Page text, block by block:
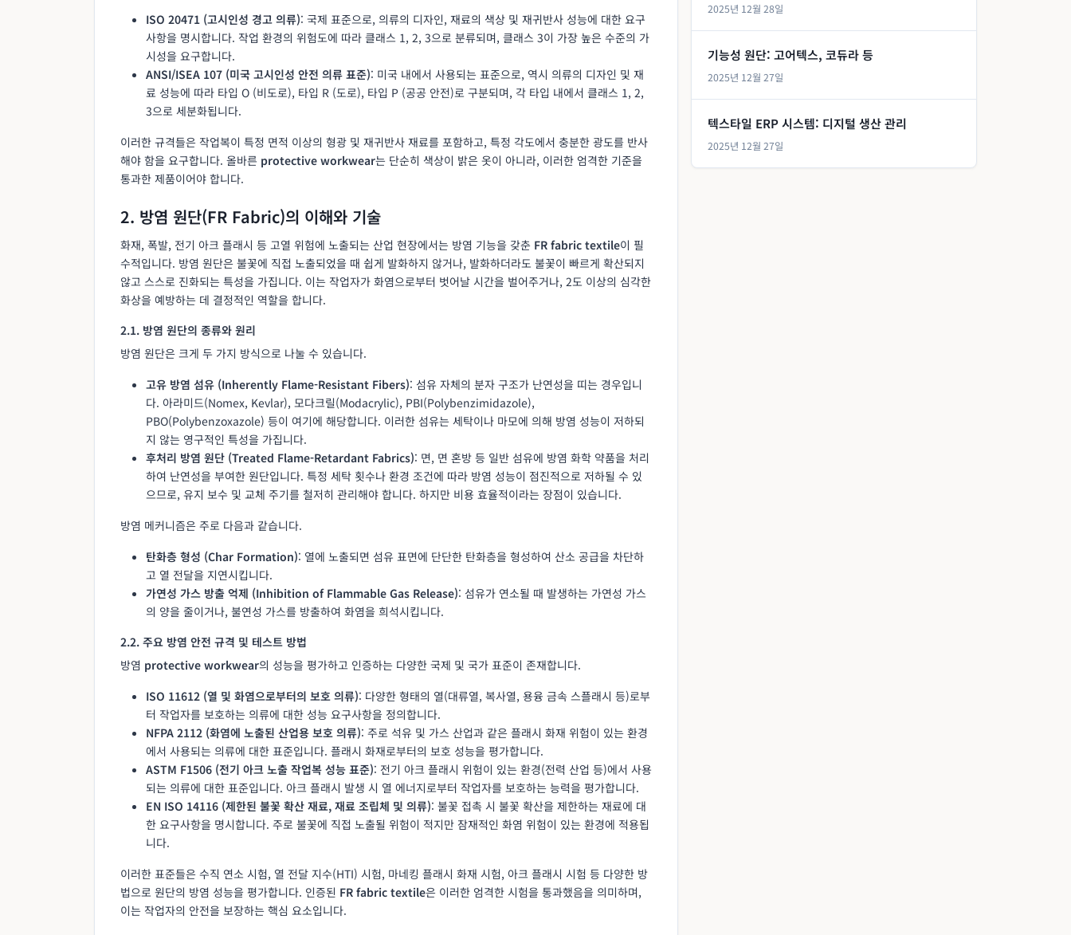
ISO 20471 (고시인성 경고 의류): 국제 표준으로, 의류의 디자인, 재료의 색상 및 재귀반사 성능에 대한 요구
사항을 명시합니다. 작업 환경의 위험도에 따라 클래스 1, 2, 3으로 분류되며, 클래스 3이 가장 높은 수준의 가
시성을 요구합니다.
ANSI/ISEA 107 (미국 고시인성 안전 의류 표준): 미국 내에서 사용되는 표준으로, 역시 의류의 디자인 및 재
료 성능에 따라 타입 O (비도로), 타입 R (도로), 타입 P (공공 안전)로 구분되며, 각 타입 내에서 클래스 1, 2,
3으로 세분화됩니다.
이러한 규격들은 작업복이 특정 면적 이상의 형광 및 재귀반사 재료를 포함하고, 특정 각도에서 충분한 광도를 반사
해야 함을 요구합니다. 올바른 protective workwear는 단순히 색상이 밝은 옷이 아니라, 이러한 엄격한 기준을
통과한 제품이어야 합니다.
2. 방염 원단(FR Fabric)의 이해와 기술
화재, 폭발, 전기 아크 플래시 등 고열 위험에 노출되는 산업 현장에서는 방염 기능을 갖춘 FR fabric textile이 필
수적입니다. 방염 원단은 불꽃에 직접 노출되었을 때 쉽게 발화하지 않거나, 발화하더라도 불꽃이 빠르게 확산되지
않고 스스로 진화되는 특성을 가집니다. 이는 작업자가 화염으로부터 벗어날 시간을 벌어주거나, 2도 이상의 심각한
화상을 예방하는 데 결정적인 역할을 합니다.
2.1. 방염 원단의 종류와 원리
방염 원단은 크게 두 가지 방식으로 나눌 수 있습니다.
고유 방염 섬유 (Inherently Flame-Resistant Fibers): 섬유 자체의 분자 구조가 난연성을 띠는 경우입니
다. 아라미드(Nomex, Kevlar), 모다크릴(Modacrylic), PBI(Polybenzimidazole),
PBO(Polybenzoxazole) 등이 여기에 해당합니다. 이러한 섬유는 세탁이나 마모에 의해 방염 성능이 저하되
지 않는 영구적인 특성을 가집니다.
후처리 방염 원단 (Treated Flame-Retardant Fabrics): 면, 면 혼방 등 일반 섬유에 방염 화학 약품을 처리
하여 난연성을 부여한 원단입니다. 특정 세탁 횟수나 환경 조건에 따라 방염 성능이 점진적으로 저하될 수 있
으므로, 유지 보수 및 교체 주기를 철저히 관리해야 합니다. 하지만 비용 효율적이라는 장점이 있습니다.
방염 메커니즘은 주로 다음과 같습니다.
탄화층 형성 (Char Formation): 열에 노출되면 섬유 표면에 단단한 탄화층을 형성하여 산소 공급을 차단하
고 열 전달을 지연시킵니다.
가연성 가스 방출 억제 (Inhibition of Flammable Gas Release): 섬유가 연소될 때 발생하는 가연성 가스
의 양을 줄이거나, 불연성 가스를 방출하여 화염을 희석시킵니다.
2.2. 주요 방염 안전 규격 및 테스트 방법
방염 protective workwear의 성능을 평가하고 인증하는 다양한 국제 및 국가 표준이 존재합니다.
ISO 11612 (열 및 화염으로부터의 보호 의류): 다양한 형태의 열(대류열, 복사열, 용융 금속 스플래시 등)로부
터 작업자를 보호하는 의류에 대한 성능 요구사항을 정의합니다.
NFPA 2112 (화염에 노출된 산업용 보호 의류): 주로 석유 및 가스 산업과 같은 플래시 화재 위험이 있는 환경
에서 사용되는 의류에 대한 표준입니다. 플래시 화재로부터의 보호 성능을 평가합니다.
ASTM F1506 (전기 아크 노출 작업복 성능 표준): 전기 아크 플래시 위험이 있는 환경(전력 산업 등)에서 사용
되는 의류에 대한 표준입니다. 아크 플래시 발생 시 열 에너지로부터 작업자를 보호하는 능력을 평가합니다.
EN ISO 14116 (제한된 불꽃 확산 재료, 재료 조립체 및 의류): 불꽃 접촉 시 불꽃 확산을 제한하는 재료에 대
한 요구사항을 명시합니다. 주로 불꽃에 직접 노출될 위험이 적지만 잠재적인 화염 위험이 있는 환경에 적용됩
니다.
이러한 표준들은 수직 연소 시험, 열 전달 지수(HTI) 시험, 마네킹 플래시 화재 시험, 아크 플래시 시험 등 다양한 방
법으로 원단의 방염 성능을 평가합니다. 인증된 FR fabric textile은 이러한 엄격한 시험을 통과했음을 의미하며,
이는 작업자의 안전을 보장하는 핵심 요소입니다.
2025년 12월 28일
기능성 원단: 고어텍스, 코듀라 등
2025년 12월 27일
텍스타일 ERP 시스템: 디지털 생산 관리
2025년 12월 27일